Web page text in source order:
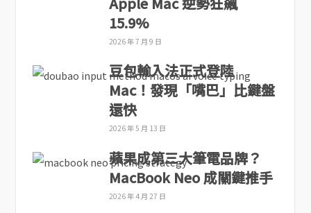
15.9%
2026 年 7 月 9 日
豆包輸入法正式登陸
Mac！發現「嘴巴」比鍵盤
還快
2026 年 5 月 13 日
蘋果成第三大筆電品牌？
MacBook Neo 成關鍵推手
2026 年 4 月 27 日